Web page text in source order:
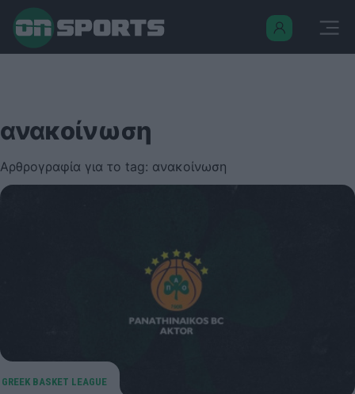
ανακοίνωση
Αρθρογραφία για το tag: ανακοίνωση